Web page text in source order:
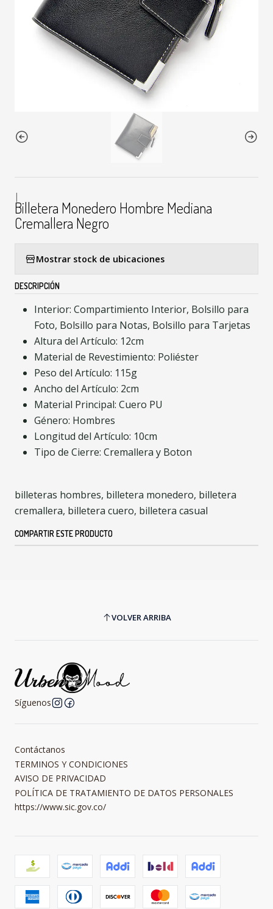
|
Billetera Monedero Hombre Mediana
Cremallera Negro
Mostrar stock de ubicaciones
DESCRIPCIÓN
Interior: Compartimiento Interior, Bolsillo para
Foto, Bolsillo para Notas, Bolsillo para Tarjetas
Altura del Artículo: 12cm
Material de Revestimiento: Poliéster
Peso del Artículo: 115g
Ancho del Artículo: 2cm
Material Principal: Cuero PU
Género: Hombres
Longitud del Artículo: 10cm
Tipo de Cierre: Cremallera y Boton
billeteras hombres, billetera monedero, billetera
cremallera, billetera cuero, billetera casual
COMPARTIR ESTE PRODUCTO
VOLVER ARRIBA
Síguenos
Contáctanos
TERMINOS Y CONDICIONES
AVISO DE PRIVACIDAD
POLÍTICA DE TRATAMIENTO DE DATOS PERSONALES
https://www.sic.gov.co/